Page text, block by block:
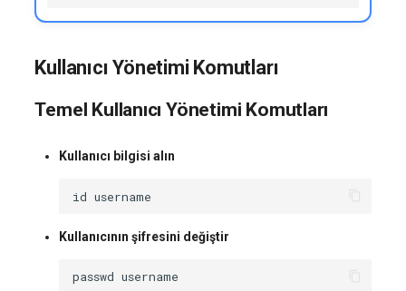
Kullanıcı Yönetimi Komutları
Temel Kullanıcı Yönetimi Komutları
Kullanıcı bilgisi alın
id
Kullanıcının şifresini değiştir
passwd